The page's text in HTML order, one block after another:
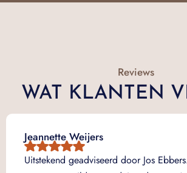
Reviews
WAT KLANTEN
Jeannette Weijers
Uitstekend geadviseerd door Jos